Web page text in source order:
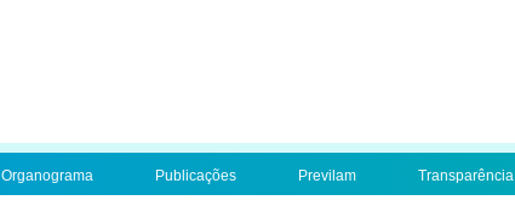
Organograma Publicações Previlam Transparência